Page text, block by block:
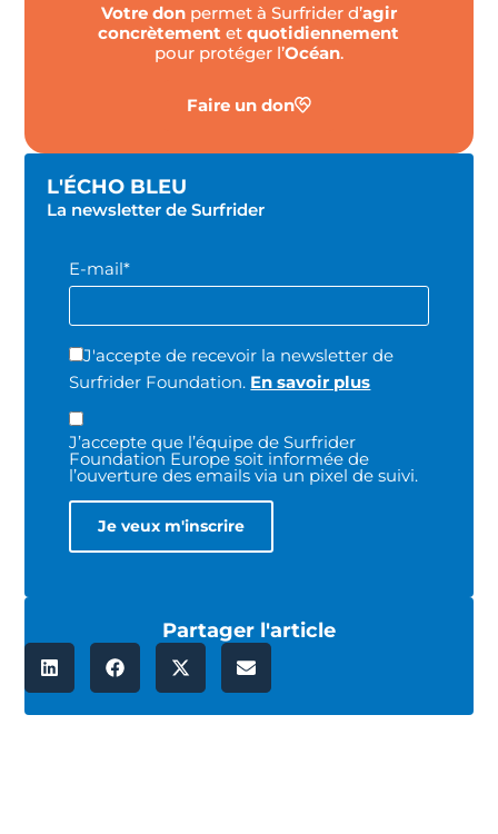
Votre donpermet à Surfrider d’agir
concrètement etquotidiennement
pour protéger l’Océan.
Faire un don
L'ÉCHO BLEU
La newsletter de Surfrider
E-mail*
J'accepte de recevoir la newsletter de
Surfrider Foundation. En savoir plus
J’accepte que l’équipe de Surfrider
Foundation Europe soit informée de
l’ouverture des emails via un pixel de suivi.
Partager l'article